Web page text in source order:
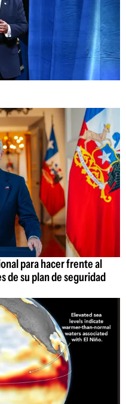
para hacer frente al
de su plan de seguridad